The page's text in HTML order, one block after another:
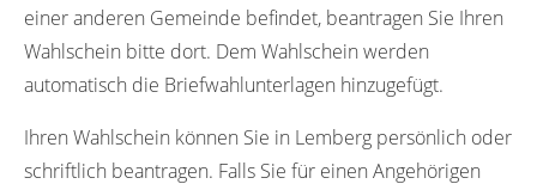
einer anderen Gemeinde befindet, beantragen Sie Ihren
Wahlschein bitte dort. Dem Wahlschein werden
automatisch die Briefwahlunterlagen hinzugefügt.
Ihren Wahlschein können Sie in Lemberg persönlich oder
schriftlich beantragen. Falls Sie für einen Angehörigen